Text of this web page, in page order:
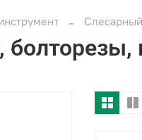
болторезы,